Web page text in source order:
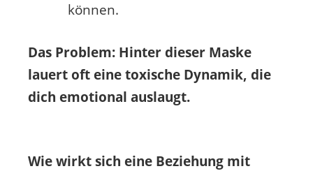
können.
Das Problem: Hinter dieser Maske
lauert oft eine toxische Dynamik, die
dich emotional auslaugt.
Wie wirkt sich eine Beziehung mit